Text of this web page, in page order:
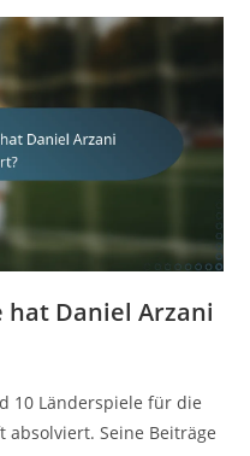
hat Daniel Arzani
10 Länderspiele für die
Seine Beiträge